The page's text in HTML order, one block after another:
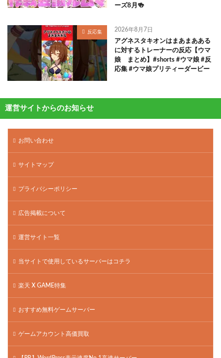
ーズ8月🍻
反応集 2026年8月7日
アグネスタキオンはまあまあある
に対するトレーナーの反応【ウマ
娘 まとめ】#shorts #ウマ娘 #反
応集 #ウマ娘プリティーダービー
運営サイトからのお知らせ
お問い合わせ
サイトマップ
プライバシーポリシー
広告掲載について
運営サイト一覧
当サイトで使用しているサーバーはコチラ
楽天 X GAME特集
おすすめ無料ゲームサーバー
ゲームアカウント高価買取